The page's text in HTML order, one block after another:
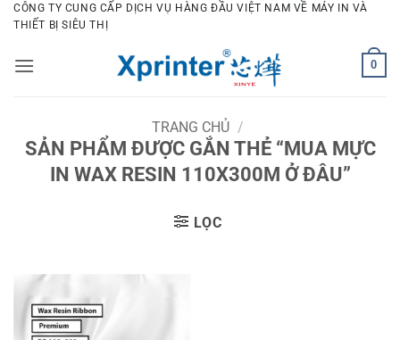
Bỏ
qua
dung
CÔNG TY CUNG CẤP DỊCH VỤ HÀNG ĐẦU VIỆT NAM VỀ MÁY IN VÀ
THIẾT BỊ SIÊU THỊ
0
TRANG CHỦ /
SẢN PHẨM ĐƯỢC GẮN THẺ “MUA MỰC
IN WAX RESIN 110X300M Ở ĐÂU”
LỌC